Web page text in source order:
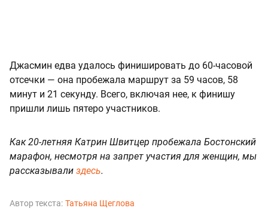
Джасмин едва удалось финишировать до 60-часовой
отсечки — она пробежала маршрут за 59 часов, 58
минут и 21 секунду. Всего, включая нее, к финишу
пришли лишь пятеро участников.
Как 20-летняя Катрин Швитцер пробежала Бостонский
марафон, несмотря на запрет участия для женщин, мы
рассказывали здесь.
Автор текста: Татьяна Щеглова